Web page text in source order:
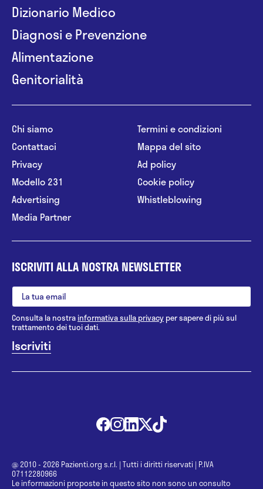
Dizionario Medico
Diagnosi e Prevenzione
Alimentazione
Genitorialità
Chi siamo
Contattaci
Privacy
Modello 231
Advertising
Media Partner
Termini e condizioni
Mappa del sito
Ad policy
Cookie policy
Whistleblowing
ISCRIVITI ALLA NOSTRA NEWSLETTER
Consulta la nostrainformativa sulla privacy per sapere di più sul
trattamento dei tuoi dati.
@ 2010 - 2026 Pazienti.org s.r.l. | Tutti i diritti riservati | P.IVA
07112280966
Le informazioni proposte in questo sito non sono un consulto